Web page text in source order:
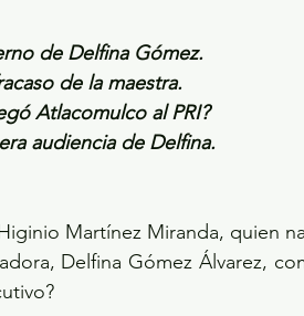
de Delfina Gómez.
de la maestra.
Atlacomulco al PRI?
audiencia de Delfina.
Martínez Miranda, quien
Delfina Gómez Álvarez,